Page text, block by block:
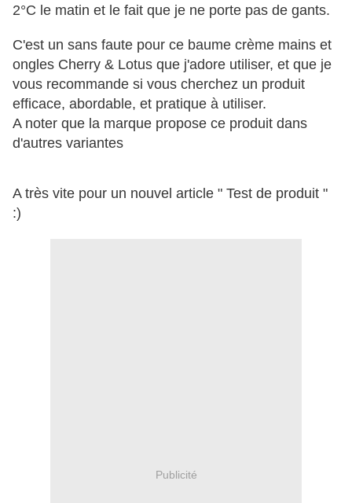
2°C le matin et le fait que je ne porte pas de gants.
C'est un sans faute pour ce baume crème mains et
ongles Cherry & Lotus que j'adore utiliser, et que je
vous recommande si vous cherchez un produit
efficace, abordable, et pratique à utiliser.
A noter que la marque propose ce produit dans
d'autres variantes
A très vite pour un nouvel article " Test de produit "
:)
Publicité